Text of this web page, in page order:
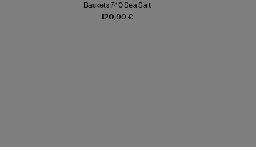
120,00 €
Baskets 740 Sea Salt